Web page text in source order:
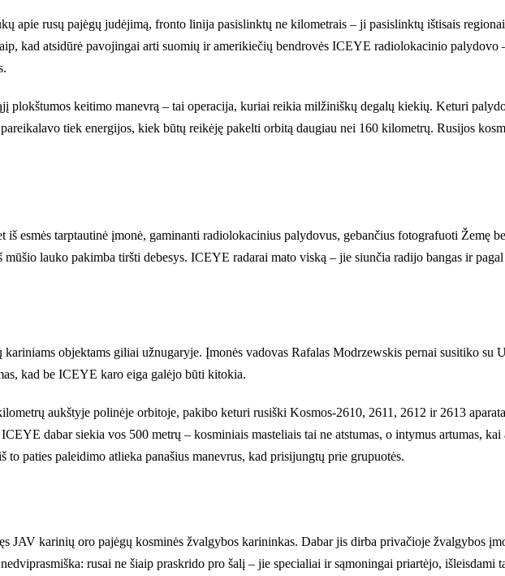
apie rusų pajėgų judėjimą, fronto linija pasislinktų ne kilometrais – ji pasislinktų ištisais
kad atsidūrė pavojingai arti suomių ir amerikiečių bendrovės ICEYE radiolokacinio palydovo
plokštumos keitimo manevrą – tai operacija, kuriai reikia milžiniškų degalų kiekių. Keturi
tiek energijos, kiek būtų reikėję pakelti orbitą daugiau nei 160 kilometrų. Rusijos
esmės tarptautinė įmonė, gaminanti radiolokacinius palydovus, gebančius fotografuoti Žemę
lauko pakimba tiršti debesys. ICEYE radarai mato viską – jie siunčia radijo bangas ir
objektams giliai užnugaryje. Įmonės vadovas Rafalas Modrzewskis pernai susitiko su
kad be ICEYE karo eiga galėjo būti kitokia.
aukštyje polinėje orbitoje, pakibo keturi rusiški Kosmos-2610, 2611, 2612 ir 2613
dabar siekia vos 500 metrų – kosminiais masteliais tai ne atstumas, o intymus artumas,
paties paleidimo atlieka panašius manevrus, kad prisijungtų prie grupuotės.
JAV karinių oro pajėgų kosminės žvalgybos karininkas. Dabar jis dirba privačioje žvalgybos
rusai ne šiaip praskrido pro šalį – jie specialiai ir sąmoningai priartėjo, išleisdami